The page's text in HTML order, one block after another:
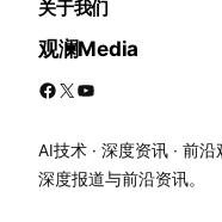
关于我们
观澜Media
Facebook X YouTube
AI技术 · 深度资讯 · 前
深度报道与前沿资讯。